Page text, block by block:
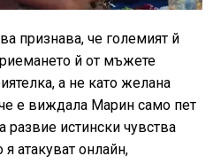
признава, че големият й
й от мъжете
а не като желана
е виждала Марин само пет
развие истински чувства
атакуват онлайн,